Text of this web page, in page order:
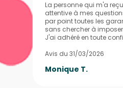
La personne qui m'a
attentive à mes
par point toutes les
sans chercher à
J'ai adhéré en toute
Avis du 31/03/2026
Monique T.